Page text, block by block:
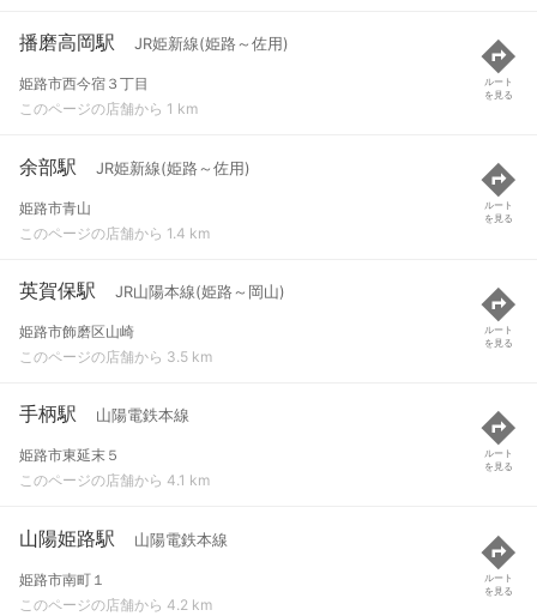
播磨高岡駅 JR姫新線(姫路～佐用)
姫路市西今宿３丁目
このページの店舗から 1 km
ルート
を見る
余部駅 JR姫新線(姫路～佐用)
姫路市青山
このページの店舗から 1.4 km
ルート
を見る
英賀保駅 JR山陽本線(姫路～岡山)
姫路市飾磨区山崎
このページの店舗から 3.5 km
ルート
を見る
手柄駅 山陽電鉄本線
姫路市東延末５
このページの店舗から 4.1 km
ルート
を見る
山陽姫路駅 山陽電鉄本線
姫路市南町１
このページの店舗から 4.2 km
ルート
を見る